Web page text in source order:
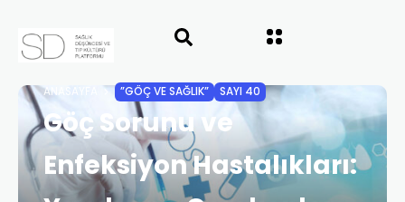
ANASAYFA ”GÖÇ VE SAĞLIK” SAYI 40
Göç Sorunu ve
Enfeksiyon Hastalıkları: